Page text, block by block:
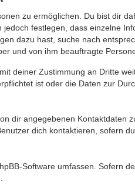
zu ermöglichen. Du bist dir
festlegen, dass einzelne
dazu hast, suche nach
und von ihm beauftragte
deiner Zustimmung an Dritte
ist oder die Daten zur
dir angegebenen
dich kontaktieren, sofern
Software umfassen. Sofern